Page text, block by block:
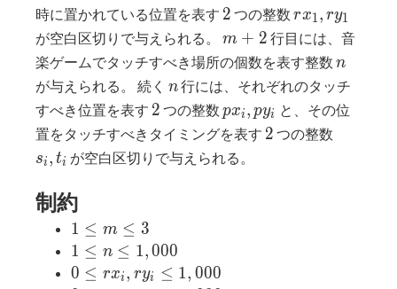
時に置かれている位置を表す 2
2 つの整数 rx_1,
ry_1
rx1, ry1
が空白区切りで与えられる。 m+2
m + 2 行目には、音
楽ゲームでタッチすべき場所の個数を表す整数 n
n
が与えられる。 続く n
n行には、それぞれのタッチ
すべき位置を表す 2
2 つの整数 px_i,
py_i
pxi , pyi
と、その位
置をタッチすべきタイミングを表す 2
2 つの整数
si , ti が空白区切りで与えられる。
制約
1
≤
m
1 ≤ m ≤ 3
1 ≤
n ≤
1 ≤ n ≤ 1,000
0 ≤
0 ≤ rxi , ryi ≤ 1, 000